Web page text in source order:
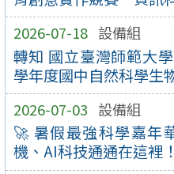
2026-07-18 設備組
轉知 國立臺灣師範大
學年度國中自然科學生
2026-07-03 設備組
🚀 暑假最強科學嘉年
機、AI科技通通在這裡！